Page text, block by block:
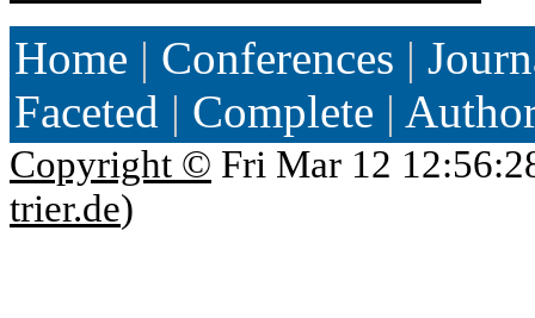
Home | Conferences |
Faceted | Complete |
Copyright © Fri Mar 12
trier.de)